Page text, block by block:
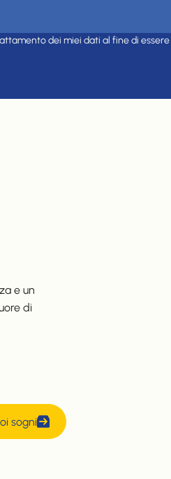
dei miei dati al fine di
e un
di
sogni